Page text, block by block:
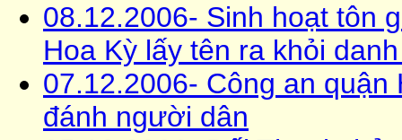
08.12.2006- Sinh hoạt tôn
Hoa Kỳ lấy tên ra khỏi
07.12.2006- Công an quận
đánh người dân